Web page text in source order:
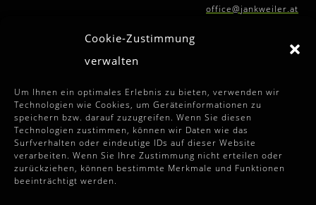
Cookie-Zustimmung
verwalten
Um Ihnen ein optimales Erlebnis zu bieten, verwenden wir
Technologien wie Cookies, um Geräteinformationen zu
speichern bzw. darauf zuzugreifen. Wenn Sie diesen
Technologien zustimmen, können wir Daten wie das
Surfverhalten oder eindeutige IDs auf dieser Website
verarbeiten. Wenn Sie Ihre Zustimmung nicht erteilen oder
zurückziehen, können bestimmte Merkmale und Funktionen
beeinträchtigt werden.
office@jankweiler.at
WEITERFÜHRENDE INFOS
Allgemeine Auftragssbedingungen
Disclaimer
Impressum